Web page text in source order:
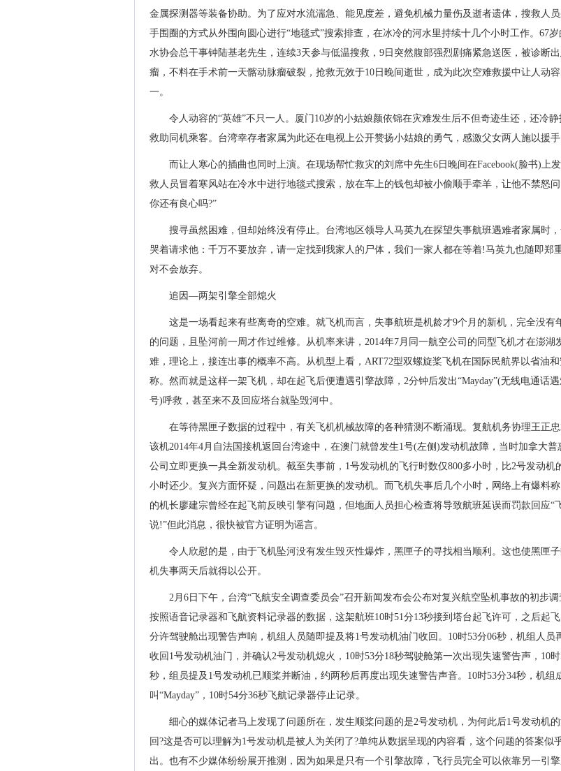
金属探测器等装备协助。为了应对水流湍急、能见度差，避免机械力量伤及逝者遗体，搜救人
手围圈的方式从外围向圆心进行“地毯式”搜索排查，在冰冷的河水里持续十几个小时工作。67
水协会总干事钟陆基老先生，连续3天参与低温搜救，9日突然腹部强烈剧痛紧急送医，被诊断
瘤，不料在手术前一天髂动脉瘤破裂，抢救无效于10日晚间逝世，成为此次空难救援中让人动
一。
令人动容的“英雄”不只一人。厦门10岁的小姑娘颜依锦在灾难发生后不但奇迹生还，还冷
救助同机乘客。台湾幸存者家属为此还在电视上公开赞扬小姑娘的勇气，感激父女两人施以援手
而让人寒心的插曲也同时上演。在现场帮忙救灾的刘席中先生6日晚间在Facebook(脸书)上
救人员冒着寒风站在冷水中进行地毯式搜索，放在车上的钱包却被小偷顺手牵羊，让他不禁怒问
你还有良心吗?”
搜寻虽然困难，但却始终没有停止。台湾地区领导人马英九在探望失事航班遇难者家属时
哭着请求他：千万不要放弃，请一定找到我家人的尸体，我们一家人都在等着!马英九也随即郑
对不会放弃。
追因—两架引擎全部熄火
这是一场看起来有些离奇的空难。就飞机而言，失事航班是机龄才9个月的新机，完全没有
的问题，且坠河前一周才作过维修。从机率来讲，2014年7月同一航空公司的同型飞机才在澎湖
难，理论上，接连出事的概率不高。从机型上看，ART72型双螺旋桨飞机在国际民航界以省油
称。然而就是这样一架飞机，却在起飞后便遭遇引擎故障，2分钟后发出“Mayday”(无线电通话
号)呼救，甚至来不及回应塔台就坠毁河中。
在等待黑匣子数据的过程中，有关飞机机械故障的各种猜测不断涌现。复航机务协理王正忠
该机2014年4月自法国接机返回台湾途中，在澳门就曾发生1号(左侧)发动机故障，当时加拿大普
公司立即更换一具全新发动机。截至失事前，1号发动机的飞行时数仅800多小时，比2号发动机
小时还少。复兴方面怀疑，问题出在新更换的发动机。而飞机失事后几个小时，网络上有爆料
的机长廖建宗曾经在起飞前反映引擎有问题，但地面人员担心检查将导致航班延误而罚款回应“
说!”但此消息，很快被官方证明为谣言。
令人欣慰的是，由于飞机坠河没有发生毁灭性爆炸，黑匣子的寻找相当顺利。这也使黑匣
机失事两天后就得以公开。
2月6日下午，台湾“飞航安全调查委员会”召开新闻发布会公布对复兴航空坠机事故的初步调
按照语音记录器和飞航资料记录器的数据，这架航班10时51分13秒接到塔台起飞许可，之后起
分许驾驶舱出现警告声响，机组人员随即提及将1号发动机油门收回。10时53分06秒，机组人员
收回1号发动机油门，并确认2号发动机熄火，10时53分18秒驾驶舱第一次出现失速警告声，10时
秒，组员提及1号发动机已顺桨并断油，约两秒后再度出现失速警告声音。10时53分34秒，机组
叫“Mayday”，10时54分36秒飞航记录器停止记录。
细心的媒体记者马上发现了问题所在，发生顺桨问题的是2号发动机，为何此后1号发动机
回?这是否可以理解为1号发动机是被人为关闭了?单纯从数据呈现的内容看，这个问题的答案似
出。也有不少媒体纷纷展开推测，因为如果是只有一个引擎故障，飞行员完全可以依靠另一引